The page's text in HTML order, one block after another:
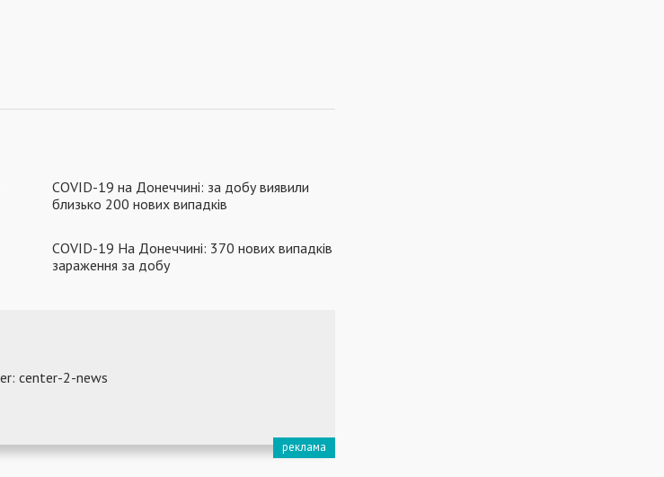
COVID-19 на Донеччині: за добу виявили
близько 200 нових випадків
COVID-19 На Донеччині: 370 нових випадків
зараження за добу